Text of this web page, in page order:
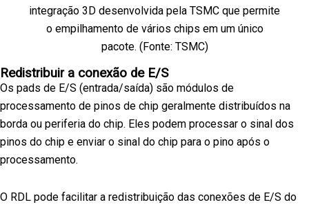
integração 3D desenvolvida pela TSMC que permite
o empilhamento de vários chips em um único
pacote. (Fonte: TSMC)
Redistribuir a conexão de E/S
Os pads de E/S (entrada/saída) são módulos de
processamento de pinos de chip geralmente distribuídos na
borda ou periferia do chip. Eles podem processar o sinal dos
pinos do chip e enviar o sinal do chip para o pino após o
processamento.
O RDL pode facilitar a redistribuição das conexões de E/S do